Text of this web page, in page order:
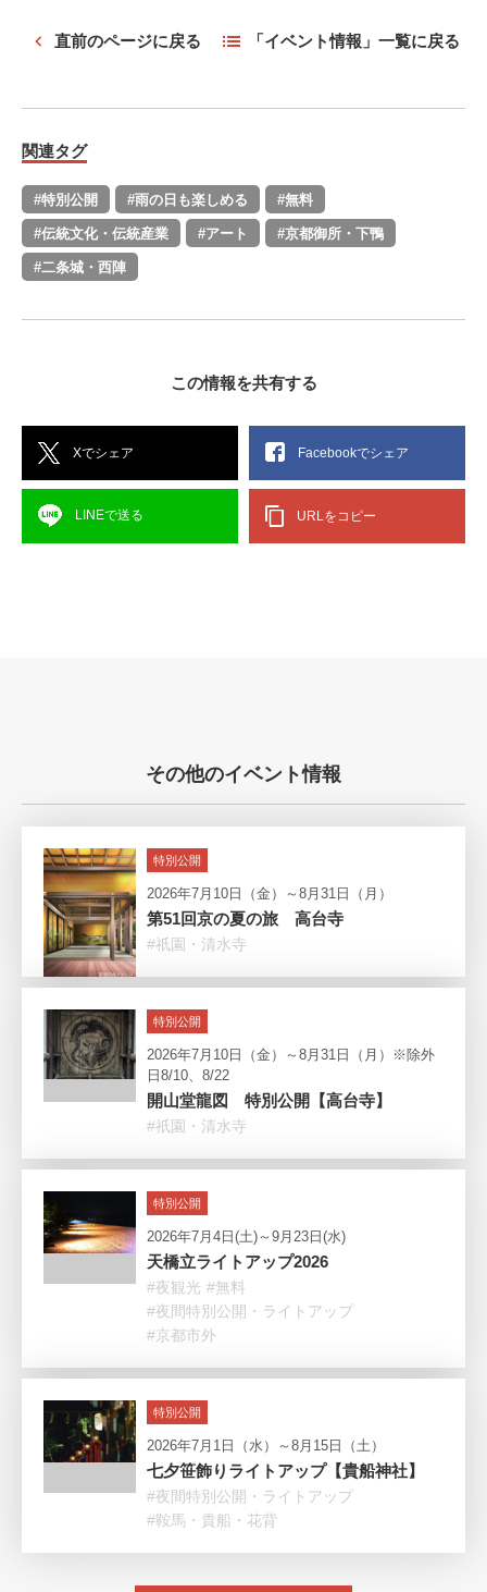
直前のページに戻る 「イベント情報」一覧に戻る
関連タグ
#特別公開 #雨の日も楽しめる #無料
#伝統文化・伝統産業 #アート #京都御所・下鴨
#二条城・西陣
この情報を共有する
Xでシェア Facebookでシェア
LINEで送る URLをコピー
その他のイベント情報
特別公開
2026年7月10日（金）～8月31日（月）
第51回京の夏の旅 高台寺
#祇園・清水寺
特別公開
2026年7月10日（金）～8月31日（月）※除外
日8/10、8/22
開山堂龍図 特別公開【高台寺】
#祇園・清水寺
特別公開
2026年7月4日(土)～9月23日(水)
天橋立ライトアップ2026
#夜観光 #無料
#夜間特別公開・ライトアップ
#京都市外
特別公開
2026年7月1日（水）～8月15日（土）
七夕笹飾りライトアップ【貴船神社】
#夜間特別公開・ライトアップ
#鞍馬・貴船・花背